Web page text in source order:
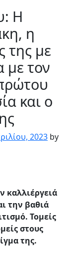
Η
η
της με
με τον
και ο
2023 by
καλλιέργειά
την βαθιά
Τομείς
στους
της.